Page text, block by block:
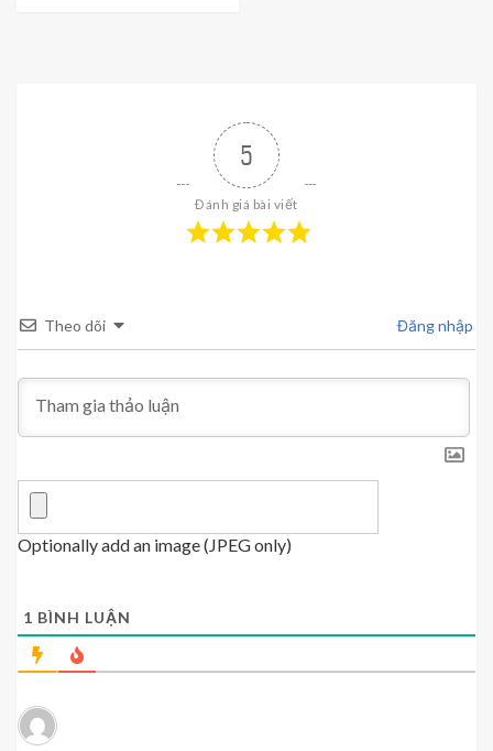
5
Đánh giá bài viết
Theo dõi Đăng nhập
Optionally add an image (JPEG only)
1 BÌNH LUẬN